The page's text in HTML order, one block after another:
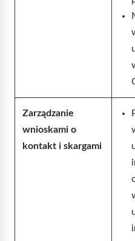
Zarządzanie
wnioskami o
kontakt i skargami